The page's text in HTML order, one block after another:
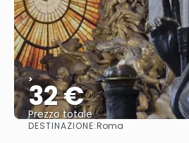
>
32 €
Prezzo totale
DESTINAZIONE:Roma